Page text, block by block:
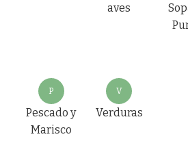
aves
P
Pescado y
Marisco
V
Verduras